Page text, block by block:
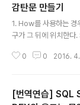
감탄문 만들기
1. How를 사용하는 경
구가 그 뒤에 위치한
킨다. How pretty she
내는 문구가 그 뒤에
0 0 2016.
[번역연습] SQL